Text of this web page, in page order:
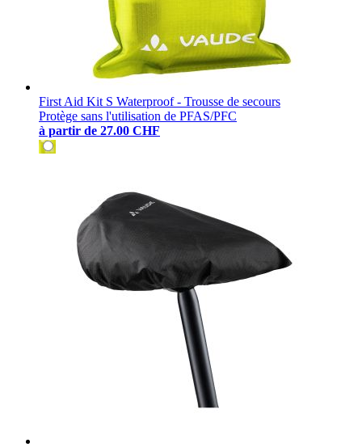
First Aid Kit S Waterproof - Trousse de secours
Protège sans l'utilisation de PFAS/PFC
à partir de 27.00 CHF